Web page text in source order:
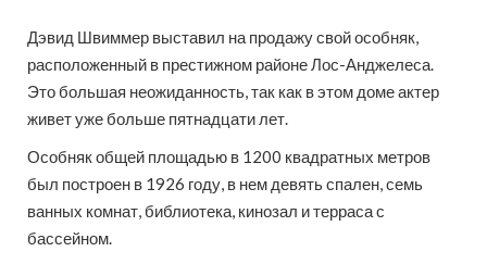
Дэвид Швиммер выставил на продажу свой особняк,
расположенный в престижном районе Лос-Анджелеса.
Это большая неожиданность, так как в этом доме актер
живет уже больше пятнадцати лет.
Особняк общей площадью в 1200 квадратных метров
был построен в 1926 году, в нем девять спален, семь
ванных комнат, библиотека, кинозал и терраса с
бассейном.